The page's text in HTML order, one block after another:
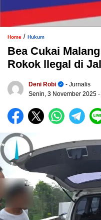
Home / Hukum
Bea Cukai
Rokok llegal di
Deni Robi
- Jurnalis
Senin, 3 November 2025 -